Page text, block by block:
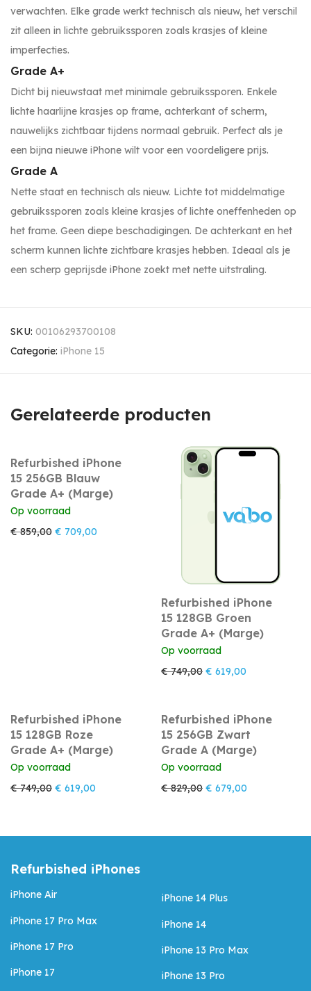
verwachten. Elke grade werkt technisch als nieuw, het verschil
zit alleen in lichte gebruikssporen zoals krasjes of kleine
imperfecties.
Grade A+
Dicht bij nieuwstaat met minimale gebruikssporen. Enkele
lichte haarlijne krasjes op frame, achterkant of scherm,
nauwelijks zichtbaar tijdens normaal gebruik. Perfect als je
een bijna nieuwe iPhone wilt voor een voordeligere prijs.
Grade A
Nette staat en technisch als nieuw. Lichte tot middelmatige
gebruikssporen zoals kleine krasjes of lichte oneffenheden op
het frame. Geen diepe beschadigingen. De achterkant en het
scherm kunnen lichte zichtbare krasjes hebben. Ideaal als je
een scherp geprijsde iPhone zoekt met nette uitstraling.
SKU: 00106293700108
Categorie: iPhone 15
Gerelateerde producten
Refurbished iPhone
15 256GB Blauw
Grade A+ (Marge)
Op voorraad
€859,00 Oorspronkelijke prijs was: € 859,00.
€ 709,00
Refurbished iPhone
15 128GB Groen
Grade A+ (Marge)
Op voorraad
€749,00 Oorspronkelijke prijs
€ 619,00
Refurbished iPhone
15 128GB Roze
Grade A+ (Marge)
Op voorraad
€749,00 Oorspronkelijke prijs was: € 749,00.
€ 619,00 Huidige prijs is: € 619,00.
Refurbished iPhone
15 256GB Zwart
Grade A (Marge)
Op voorraad
€829,00 Oorspronkelijke prijs
€ 679,00
Refurbished iPhones
iPhone Air
iPhone 17 Pro Max
iPhone 17 Pro
iPhone 17
iPhone 14 Plus
iPhone 14
iPhone 13 Pro Max
iPhone 13 Pro